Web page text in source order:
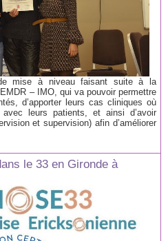
mise à niveau faisant suite à la
– IMO, qui va pouvoir permettre
d’apporter leurs cas cliniques où
leurs patients, et ainsi d’avoir
et supervision) afin d’améliorer
le 33 en Gironde à